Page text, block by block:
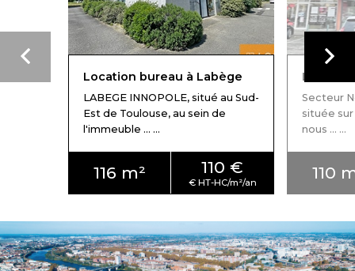
Location bureau à Labège
LABEGE INNOPOLE, situé au Sud-
Est de Toulouse, au sein de
l'immeuble ... ...
116 m² 110 €
Secteur
située
nous ... ...
110